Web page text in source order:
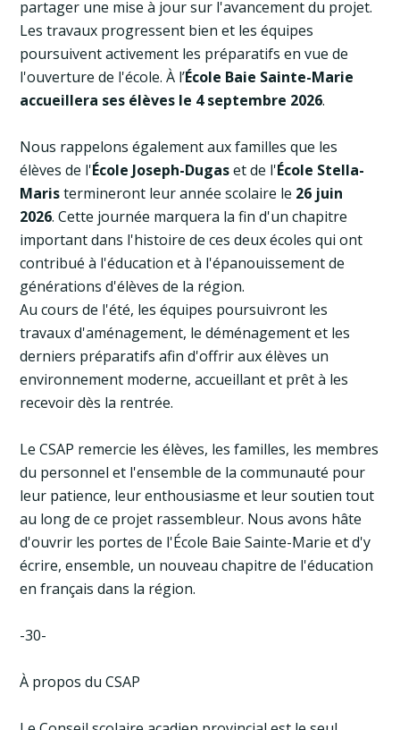
partager une mise à jour sur l'avancement du projet.
Les travaux progressent bien et les équipes
poursuivent activement les préparatifs en vue de
l'ouverture de l'école. À l’École Baie Sainte-Marie
accueillera ses élèves le 4 septembre 2026.
Nous rappelons également aux familles que les
élèves de l'École Joseph-Dugaset de l'École Stella-
Maristermineront leur année scolaire le 26 juin
2026. Cette journée marquera la fin d'un chapitre
important dans l'histoire de ces deux écoles qui ont
contribué à l'éducation et à l'épanouissement de
générations d'élèves de la région.
Au cours de l'été, les équipes poursuivront les
travaux d'aménagement, le déménagement et les
derniers préparatifs afin d'offrir aux élèves un
environnement moderne, accueillant et prêt à les
recevoir dès la rentrée.
Le CSAP remercie les élèves, les familles, les membres
du personnel et l'ensemble de la communauté pour
leur patience, leur enthousiasme et leur soutien tout
au long de ce projet rassembleur. Nous avons hâte
d'ouvrir les portes de l'École Baie Sainte-Marie et d'y
écrire, ensemble, un nouveau chapitre de l'éducation
en français dans la région.
-30-
À propos du CSAP